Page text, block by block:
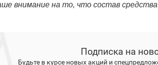
внимание на то, что состав
Подписка на
Будьте в курсе новых акций и